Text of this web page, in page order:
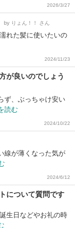
2026/3/27
by りょん！！ さん
れた髪に使いたいの
2024/11/23
が良いのでしょう
ず、ぶっちゃけ安い
読む
2024/10/22
線が薄くなった気が
2024/6/12
について質問です
生日などやお礼の時